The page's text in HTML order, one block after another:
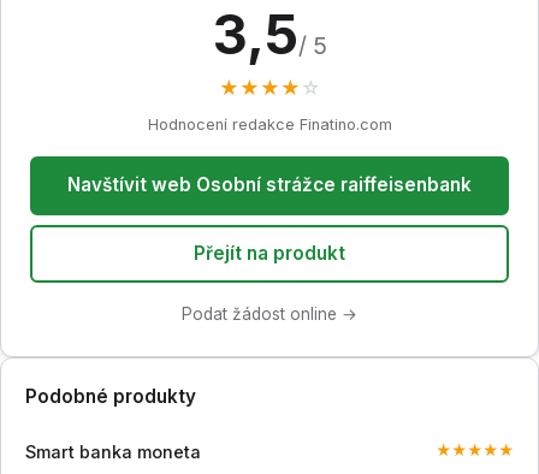
3,5/ 5
★ ★ ★ ★ ☆
Hodnocení redakce Finatino.com
Navštívit web Osobní strážce raiffeisenbank
Přejít na produkt
Podat žádost online →
Podobné produkty
Smart banka moneta ★★★★★